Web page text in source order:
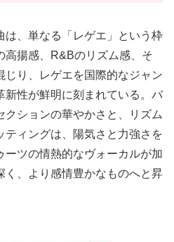
は、単なる「レゲエ」という枠
高揚感、R&Bのリズム感、そ
じり、レゲエを国際的なジャン
新性が鮮明に刻まれている。バ
クションの華やかさと、リズム
ティングは、陽気さと力強さを
ーツの情熱的なヴォーカルが加
く、より感情豊かなものへと昇